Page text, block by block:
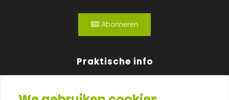
Abonneren
Praktische info